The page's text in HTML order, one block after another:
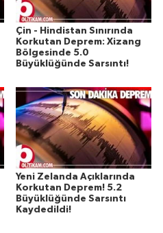
Çin - Hindistan Sınırında
Korkutan Deprem: Xizang
Bölgesinde 5.0
Büyüklüğünde Sarsıntı!
Yeni Zelanda Açıklarında
Korkutan Deprem! 5.2
Büyüklüğünde Sarsıntı
Kaydedildi!